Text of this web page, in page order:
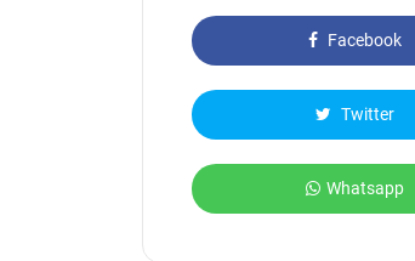
Facebook
Twitter
Whatsapp